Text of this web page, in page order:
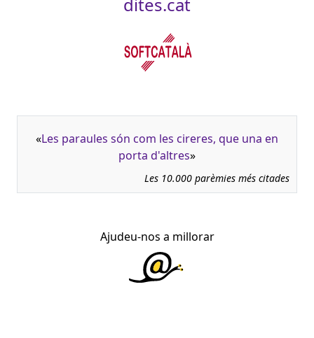
dites.cat
«Les paraules són com les cireres, que una en
porta d'altres»
Les 10.000 parèmies més citades
Ajudeu-nos a millorar